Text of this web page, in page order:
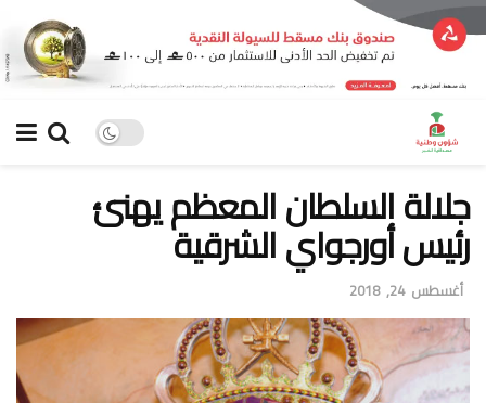
جلالة السلطان المعظم يهنئ
رئيس أورجواي الشرقية
أغسطس 24, 2018